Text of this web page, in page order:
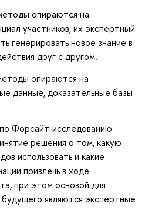
опираются на
участников, их экспертный
генерировать новое знание в
друг с другом.
опираются на
данные, доказательные базы
Форсайт-исследованию
решения о том, какую
использовать и какие
привлечь в ходе
при этом основой для
являются экспертные